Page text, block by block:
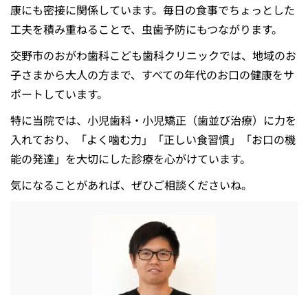
康にも密接に関係しています。毎日の食事でちょっとした
工夫を積み重ねることで、虫歯予防にもつながります。
交野市のおがわ歯科こども歯科クリニックでは、地域のお
子さまから大人の方まで、すべての年代のお口の健康をサ
ポートしています。
特に当院では、小児歯科・小児矯正（歯並び治療）に力を
入れており、「よく噛む力」「正しい食習慣」「お口の機
能の発達」を大切にした診療を心がけています。
気になることがあれば、ぜひご相談くださいね。